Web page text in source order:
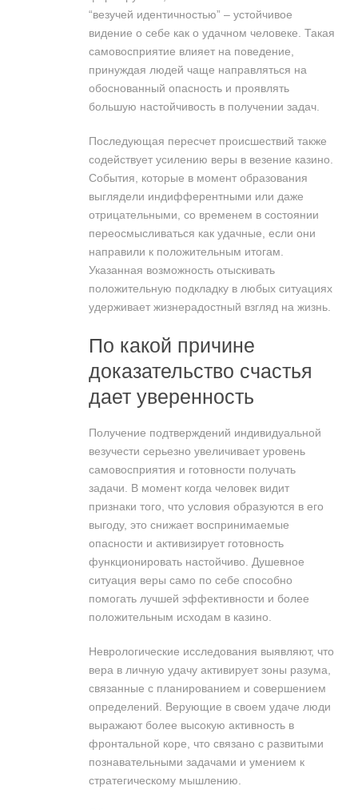
“везучей идентичностью” – устойчивое
видение о себе как о удачном человеке. Такая
самовосприятие влияет на поведение,
принуждая людей чаще направляться на
обоснованный опасность и проявлять
большую настойчивость в получении задач.
Последующая пересчет происшествий также
содействует усилению веры в везение казино.
События, которые в момент образования
выглядели индифферентными или даже
отрицательными, со временем в состоянии
переосмысливаться как удачные, если они
направили к положительным итогам.
Указанная возможность отыскивать
положительную подкладку в любых ситуациях
удерживает жизнерадостный взгляд на жизнь.
По какой причине
доказательство счастья
дает уверенность
Получение подтверждений индивидуальной
везучести серьезно увеличивает уровень
самовосприятия и готовности получать
задачи. В момент когда человек видит
признаки того, что условия образуются в его
выгоду, это снижает воспринимаемые
опасности и активизирует готовность
функционировать настойчиво. Душевное
ситуация веры само по себе способно
помогать лучшей эффективности и более
положительным исходам в казино.
Неврологические исследования выявляют, что
вера в личную удачу активирует зоны разума,
связанные с планированием и совершением
определений. Верующие в своем удаче люди
выражают более высокую активность в
фронтальной коре, что связано с развитыми
познавательными задачами и умением к
стратегическому мышлению.